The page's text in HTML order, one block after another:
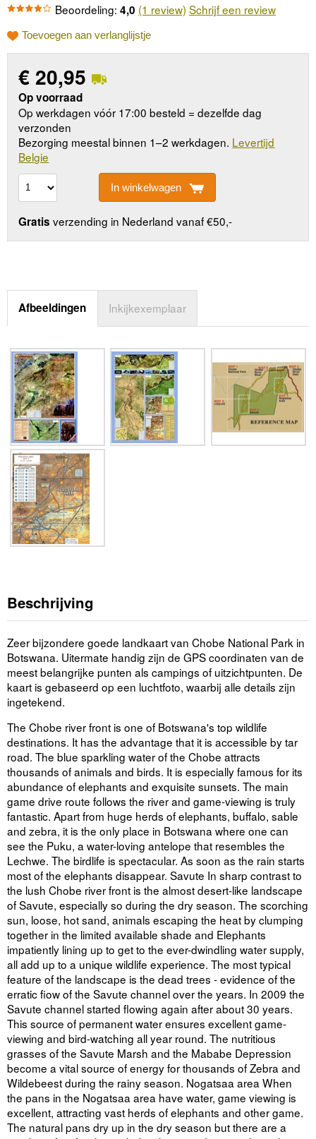
Beoordeling: 4,0 (1 review) Schrijf een review
Toevoegen aan verlanglijstje
€ 20,95
Op voorraad
Op werkdagen vóór 17:00 besteld = dezelfde dag
verzonden
Bezorging meestal binnen 1–2 werkdagen. Levertijd
Belgie
In winkelwagen
Gratis verzending in Nederland vanaf €50,-
Afbeeldingen Inkijkexemplaar
Beschrijving
Zeer bijzondere goede landkaart van Chobe National Park in
Botswana. Uitermate handig zijn de GPS coordinaten van de
meest belangrijke punten als campings of uitzichtpunten. De
kaart is gebaseerd op een luchtfoto, waarbij alle details zijn
ingetekend.
The Chobe river front is one of Botswana's top wildlife
destinations. It has the advantage that it is accessible by tar
road. The blue sparkling water of the Chobe attracts
thousands of animals and birds. It is especially famous for its
abundance of elephants and exquisite sunsets. The main
game drive route follows the river and game-viewing is truly
fantastic. Apart from huge herds of elephants, buffalo, sable
and zebra, it is the only place in Botswana where one can
see the Puku, a water-loving antelope that resembles the
Lechwe. The birdlife is spectacular. As soon as the rain starts
most of the elephants disappear. Savute In sharp contrast to
the lush Chobe river front is the almost desert-like landscape
of Savute, especially so during the dry season. The scorching
sun, loose, hot sand, animals escaping the heat by clumping
together in the limited available shade and Elephants
impatiently lining up to get to the ever-dwindling water supply,
all add up to a unique wildlife experience. The most typical
feature of the landscape is the dead trees - evidence of the
erratic fiow of the Savute channel over the years. In 2009 the
Savute channel started flowing again after about 30 years.
This source of permanent water ensures excellent game-
viewing and bird-watching all year round. The nutritious
grasses of the Savute Marsh and the Mababe Depression
become a vital source of energy for thousands of Zebra and
Wildebeest during the rainy season. Nogatsaa area When
the pans in the Nogatsaa area have water, game viewing is
excellent, attracting vast herds of elephants and other game.
The natural pans dry up in the dry season but there are a